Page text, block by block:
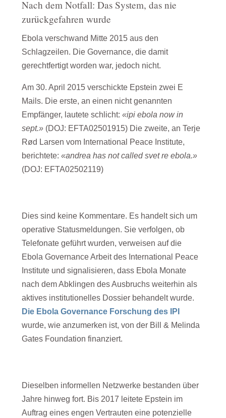
Nach dem Notfall: Das System, das nie
zurückgefahren wurde
Ebola verschwand Mitte 2015 aus den
Schlagzeilen. Die Governance, die damit
gerechtfertigt worden war, jedoch nicht.
Am 30. April 2015 verschickte Epstein zwei E
Mails. Die erste, an einen nicht genannten
Empfänger, lautete schlicht: «ipi ebola now in
sept.»(DOJ: EFTA02501915) Die zweite, an Terje
Rød Larsen vom International Peace Institute,
berichtete: «andrea has not called svet re ebola.»
(DOJ: EFTA02502119)
Dies sind keine Kommentare. Es handelt sich um
operative Statusmeldungen. Sie verfolgen, ob
Telefonate geführt wurden, verweisen auf die
Ebola Governance Arbeit des International Peace
Institute und signalisieren, dass Ebola Monate
nach dem Abklingen des Ausbruchs weiterhin als
aktives institutionelles Dossier behandelt wurde.
Die Ebola Governance Forschung des IPI
wurde, wie anzumerken ist, von der Bill & Melinda
Gates Foundation finanziert.
Dieselben informellen Netzwerke bestanden über
Jahre hinweg fort. Bis 2017 leitete Epstein im
Auftrag eines engen Vertrauten eine potenzielle